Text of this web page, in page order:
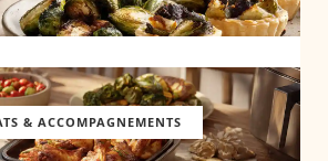
& ACCOMPAGNEMENTS